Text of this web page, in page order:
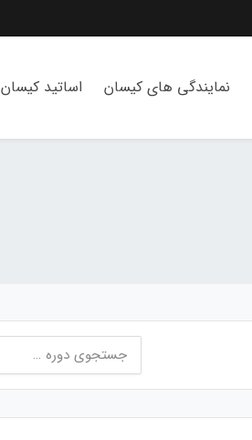
نمایندگی های کیسان اساتید کیسان
جستجو
برای: